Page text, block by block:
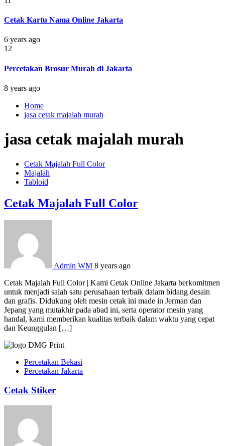
Cetak Kartu Nama Online Jakarta
6 years ago
12
Percetakan Brosur Murah di Jakarta
8 years ago
Home
jasa cetak majalah murah
jasa cetak majalah murah
Cetak Majalah Full Color
Majalah
Tabloid
Cetak Majalah Full Color
Admin WM 8 years ago
Cetak Majalah Full Color | Kami Cetak Online Jakarta berkomitmen
untuk menjadi salah satu perusahaan terbaik dalam bidang desain
dan grafis. Didukung oleh mesin cetak ini made in Jerman dan
Jepang yang mutakhir pada abad ini, serta operator mesin yang
handal, kami memberikan kualitas terbaik dalam waktu yang cepat
dan Keunggulan […]
Percetakan Bekasi
Percetakan Jakarta
Cetak Stiker